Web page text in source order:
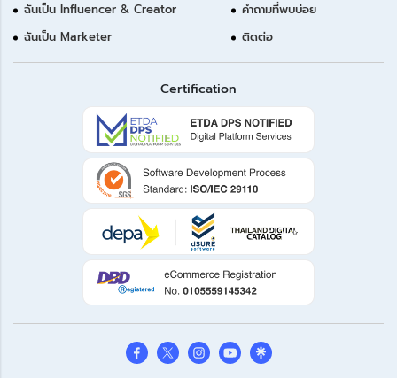
ฉันเป็น Influencer & Creator
ฉันเป็น Marketer
คำถามที่พบบ่อย
ติดต่อ
Certification